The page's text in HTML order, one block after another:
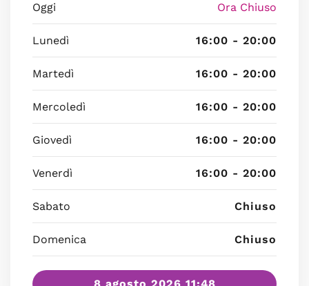
Oggi Ora Chiuso
Lunedì 16:00 - 20:00
Martedì 16:00 - 20:00
Mercoledì 16:00 - 20:00
Giovedì 16:00 - 20:00
Venerdì 16:00 - 20:00
Sabato Chiuso
Domenica Chiuso